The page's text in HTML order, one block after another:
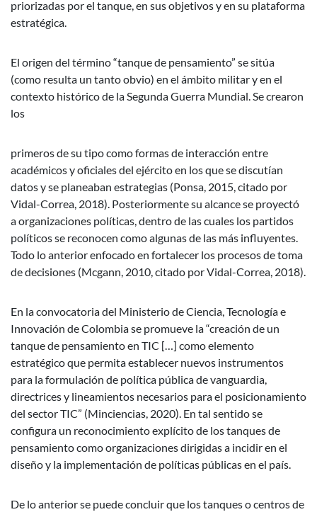
priorizadas por el tanque, en sus objetivos y en su plataforma
estratégica.
El origen del término “tanque de pensamiento” se sitúa
(como resulta un tanto obvio) en el ámbito militar y en el
contexto histórico de la Segunda Guerra Mundial. Se crearon
los
primeros de su tipo como formas de interacción entre
académicos y oficiales del ejército en los que se discutían
datos y se planeaban estrategias (Ponsa, 2015, citado por
Vidal-Correa, 2018). Posteriormente su alcance se proyectó
a organizaciones políticas, dentro de las cuales los partidos
políticos se reconocen como algunas de las más influyentes.
Todo lo anterior enfocado en fortalecer los procesos de toma
de decisiones (Mcgann, 2010, citado por Vidal-Correa, 2018).
En la convocatoria del Ministerio de Ciencia, Tecnología e
Innovación de Colombia se promueve la “creación de un
tanque de pensamiento en TIC […] como elemento
estratégico que permita establecer nuevos instrumentos
para la formulación de política pública de vanguardia,
directrices y lineamientos necesarios para el posicionamiento
del sector TIC” (Minciencias, 2020). En tal sentido se
configura un reconocimiento explícito de los tanques de
pensamiento como organizaciones dirigidas a incidir en el
diseño y la implementación de políticas públicas en el país.
De lo anterior se puede concluir que los tanques o centros de